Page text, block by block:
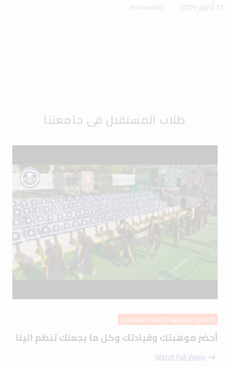
11 أكتوبر 2025 0 min read
طلاب المستقبل في جامعتنا
المبادئ التوجيهية للطلبة المستجدين
أحضر موهبتك وقيادتك وكل ما يجعلك تنظم الينا
Watch Full Video